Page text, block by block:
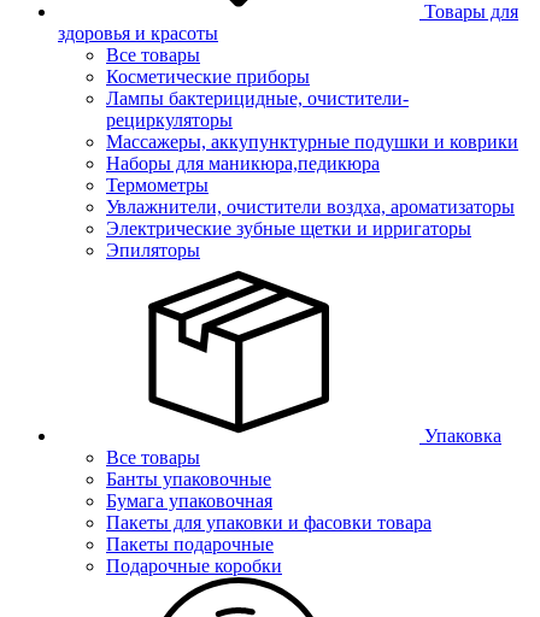
Товары для
здоровья и красоты
Все товары
Косметические приборы
Лампы бактерицидные, очистители-
рециркуляторы
Массажеры, аккупунктурные подушки и коврики
Наборы для маникюра,педикюра
Термометры
Увлажнители, очистители воздха, ароматизаторы
Электрические зубные щетки и ирригаторы
Эпиляторы
Упаковка
Все товары
Банты упаковочные
Бумага упаковочная
Пакеты для упаковки и фасовки товара
Пакеты подарочные
Подарочные коробки